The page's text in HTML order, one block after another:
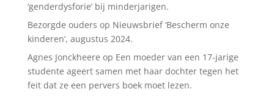
‘genderdysforie’ bij minderjarigen.
Bezorgde ouders op Nieuwsbrief ‘Bescherm onze
kinderen’, augustus 2024.
Agnes Jonckheere op Een moeder van een 17-jarige
studente ageert samen met haar dochter tegen het
feit dat ze een pervers boek moet lezen.